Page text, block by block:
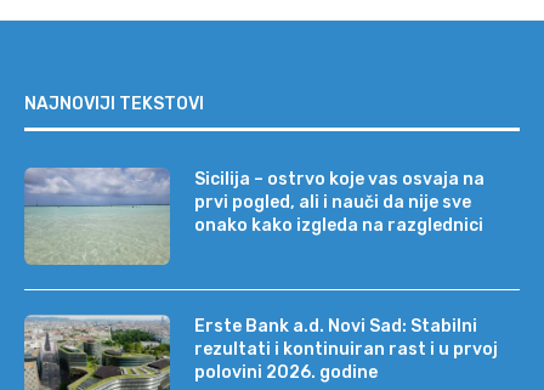
NAJNOVIJI TEKSTOVI
Sicilija – ostrvo koje vas osvaja na
prvi pogled, ali i nauči da nije sve
onako kako izgleda na razglednici
Erste Bank a.d. Novi Sad: Stabilni
rezultati i kontinuiran rast i u prvoj
polovini 2026. godine